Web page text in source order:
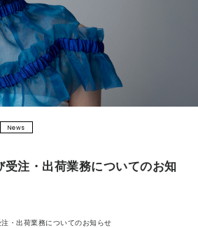
News
注・出荷業務についてのお知
・出荷業務についてのお知らせ
REPORT
FOR SALONS
COMPANY
RECRUIT